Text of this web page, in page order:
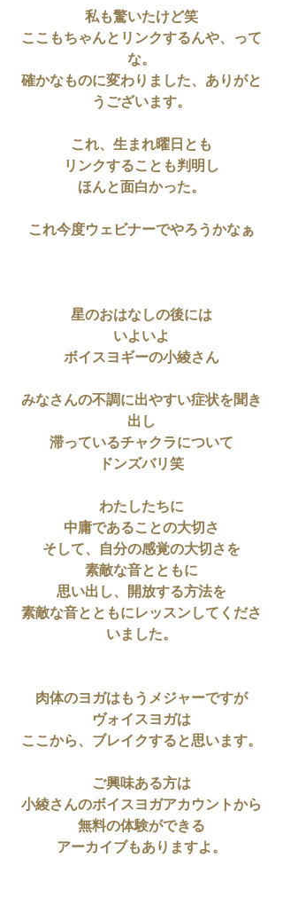
私も驚いたけど笑
ここもちゃんとリンクするんや、って
な。
確かなものに変わりました、ありがと
うございます。
これ、生まれ曜日とも
リンクすることも判明し
ほんと面白かった。
これ今度ウェビナーでやろうかなぁ
星のおはなしの後には
いよいよ
ボイスヨギーの小綾さん
みなさんの不調に出やすい症状を聞き
出し
滞っているチャクラについて
ドンズバリ笑
わたしたちに
中庸であることの大切さ
そして、自分の感覚の大切さを
素敵な音とともに
思い出し、開放する方法を
素敵な音とともにレッスンしてくださ
いました。
肉体のヨガはもうメジャーですが
ヴォイスヨガは
ここから、ブレイクすると思います。
ご興味ある方は
小綾さんのボイスヨガアカウントから
無料の体験ができる
アーカイブもありますよ。